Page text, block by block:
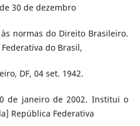
30 de dezembro
normas do Direito Brasileiro.
do Brasil,
DF, 04 set. 1942.
de janeiro de 2002. Institui o
República Federativa